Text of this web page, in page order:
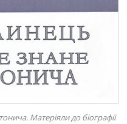
Матеріяли до біографії